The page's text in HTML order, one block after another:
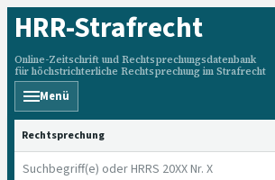
HRR-Strafrecht
Online-Zeitschrift und Rechtsprechungsdatenbank
für höchstrichterliche Rechtsprechung im Strafrecht
Menü
HRRS durchsuchen